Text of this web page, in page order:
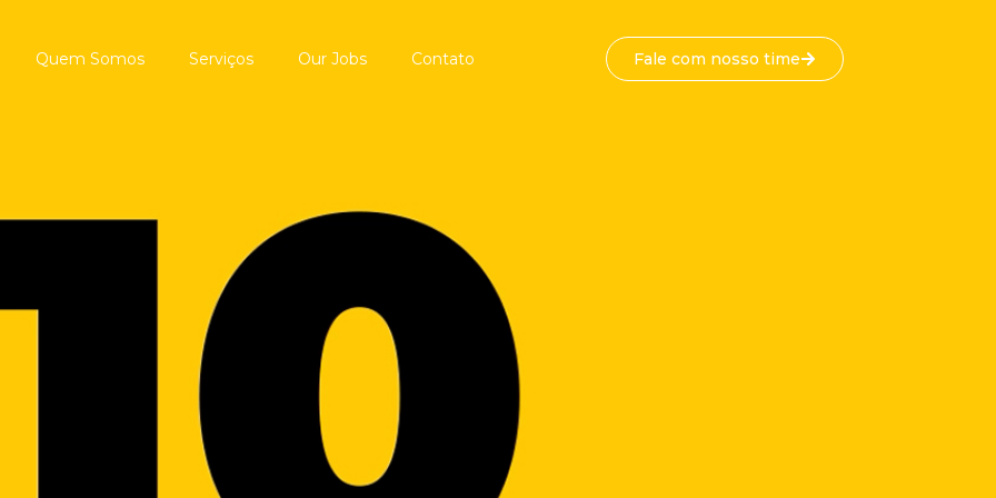
Quem Somos Serviços Our Jobs Contato Fale com nosso time